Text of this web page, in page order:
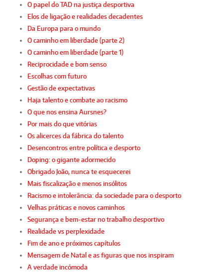
O papel do TAD na justiça desportiva
Elos de ligação e realidades decadentes
Da Europa para o mundo
O caminho em liberdade (parte 2)
O caminho em liberdade (parte 1)
Reciprocidade e bom senso
Escolhas com futuro
Gestão de expectativas
Haja talento e combate ao racismo
O que nos ensina Aursnes?
Por mais do que vitórias
Os alicerces da fábrica do talento
Desencontros entre política e desporto
Doping: o gigante adormecido
Obrigado João, nunca te esquecerei
Mais fiscalização e menos insólitos
Racismo e intolerância: da sociedade para o desporto
Velhas práticas e novos caminhos
Segurança e bem-estar no trabalho desportivo
Realidade vs perplexidade
Fim de ano e próximos capítulos
Mensagem de Natal e as figuras que nos inspiram
A verdade incómoda